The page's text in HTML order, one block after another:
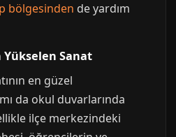
bölgesinden de yardım
Sanat
en güzel
da okul duvarlarında
ilçe merkezindeki